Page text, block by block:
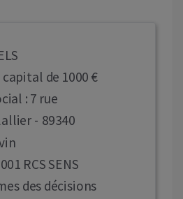
capital de 1000 €
: 7 rue
- 89340
RCS SENS
des décisions